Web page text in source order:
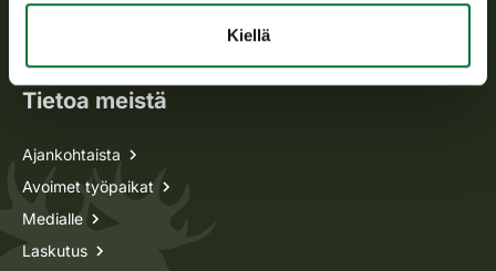
Kiellä
Oma riista -asiat
Tietoa meistä
Ajankohtaista
Avoimet työpaikat
Medialle
Laskutus